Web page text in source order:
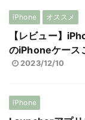
iPhone オススメ
【レビュー】
のiPhoneケース
2023/12/10
iPhone